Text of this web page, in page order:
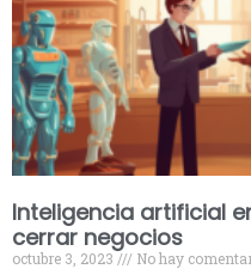
Inteligencia artificial
cerrar negocios
octubre 3, 2023 No hay